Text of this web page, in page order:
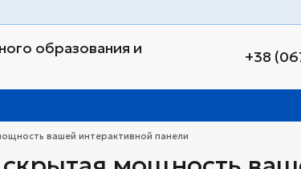
образования и
+38
вашей интерактивной панели